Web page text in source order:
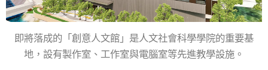
即將落成的「創意人文館」是人文社會科學學院的重要基
地，設有製作室、工作室與電腦室等先進教學設施。